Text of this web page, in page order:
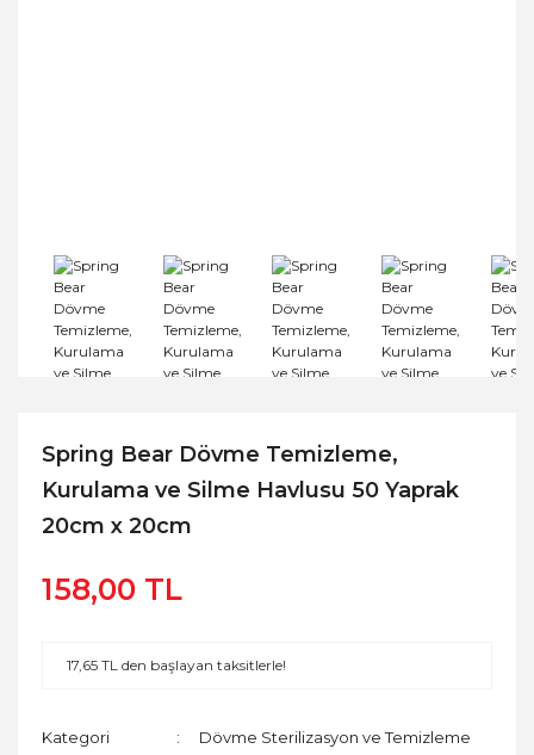
Spring Bear Dövme Temizleme,
Kurulama ve Silme Havlusu 50 Yaprak
20cm x 20cm
158,00 TL
17,65 TL den başlayan taksitlerle!
Kategori Dövme Sterilizasyon ve Temizleme